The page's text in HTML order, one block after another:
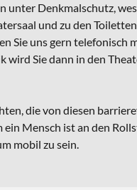
unter Denkmalschutz,
und zu den
Sie uns gern telefonisch
wird Sie dann in den
die von diesen
Mensch ist an den
mobil zu sein.